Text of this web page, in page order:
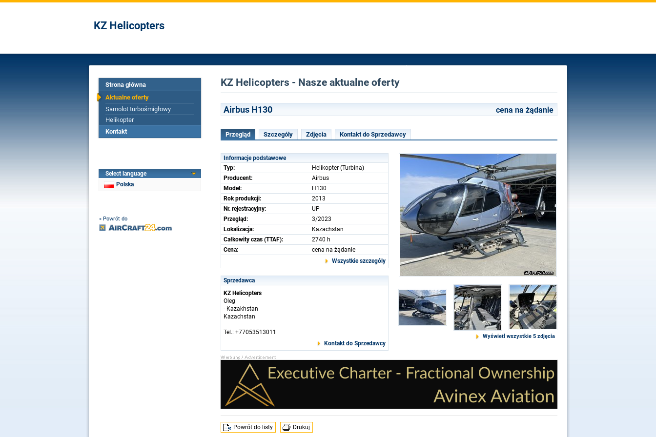
KZ Helicopters
Strona główna
Aktualne oferty
Samolot turbośmigłowy
Helikopter
Kontakt
Select language
Polska
« Powrót do
KZ Helicopters - Nasze aktualne oferty
Airbus H130 cena na żądanie
Przegląd Szczególy Zdjęcia Kontakt do Sprzedawcy
Informacje podstawowe
Typ:
Helikopter (Turbina)
Producent:
Airbus
Model:
H130
Rok produkcji:
2013
Nr. rejestracyjny:
UP
Przegląd:
3/2023
Lokalizacja:
Kazachstan
Całkowity czas (TTAF):
2740 h
Cena:
cena na żądanie
Wszystkie szczególy
Sprzedawca
KZ Helicopters
Oleg
- Kazakhstan
Kazachstan
Tel.: +77053513011
Kontakt do Sprzedawcy
Wyświetl wszystkie 5 zdjęcia
Powrót do listy Drukuj